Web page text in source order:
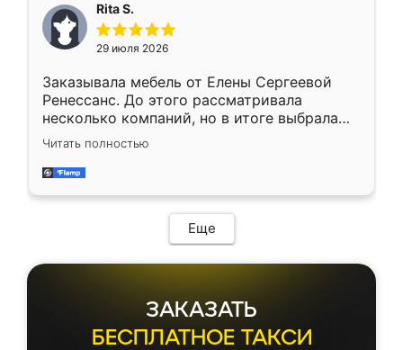
каких-либо доработок. Качеством осталась
довольна, все выглядит так, как и ожидала.
Rita S.
29 июля 2026
Заказывала мебель от Елены Сергеевой
Ренессанс. До этого рассматривала
несколько компаний, но в итоге выбрала
эту. Сначала обговорили условия, потом
приехал замерщик, всё спокойно объяснил
и снял размеры. Изготовили в срок, с
мебель сразу встала на свое место без
каких-либо доработок. Качеством осталась
довольна, все выглядит так, как и ожидала.
Читать полностью
Еще
ЗАКАЗАТЬ
БЕСПЛАТНОЕ ТАКСИ